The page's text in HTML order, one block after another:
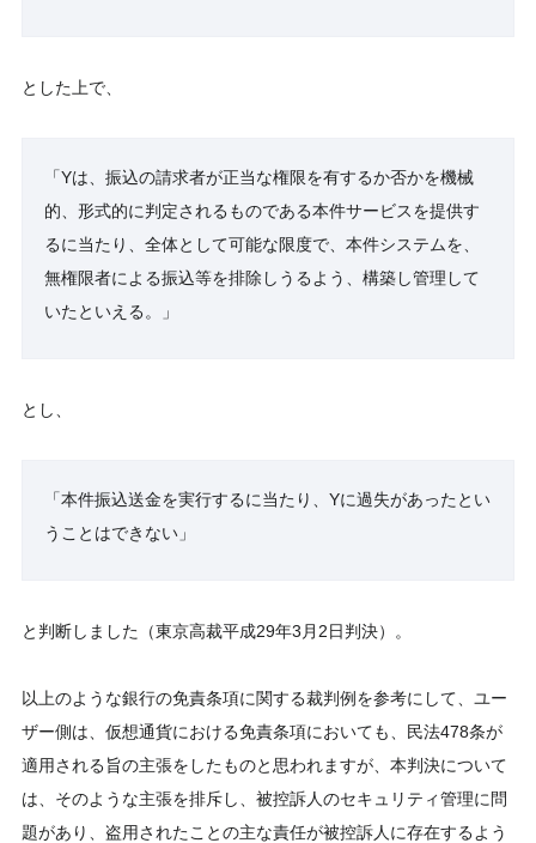
とした上で、
「Yは、振込の請求者が正当な権限を有するか否かを機械
的、形式的に判定されるものである本件サービスを提供す
るに当たり、全体として可能な限度で、本件システムを、
無権限者による振込等を排除しうるよう、構築し管理して
いたといえる。」
とし、
「本件振込送金を実行するに当たり、Yに過失があったとい
うことはできない」
と判断しました（東京高裁平成29年3月2日判決）。
以上のような銀行の免責条項に関する裁判例を参考にして、ユー
ザー側は、仮想通貨における免責条項においても、民法478条が
適用される旨の主張をしたものと思われますが、本判決について
は、そのような主張を排斥し、被控訴人のセキュリティ管理に問
題があり、盗用されたことの主な責任が被控訴人に存在するよう